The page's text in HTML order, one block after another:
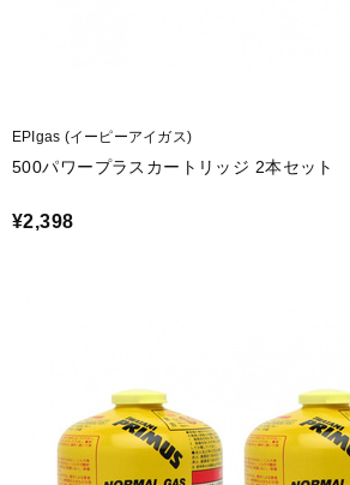
EPIgas (イーピーアイガス)
500パワープラスカートリッジ 2本セット
¥2,398